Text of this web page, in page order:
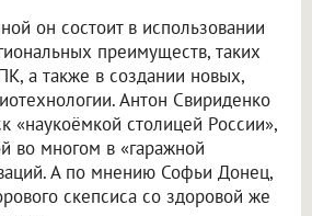
он состоит в использовании
преимуществ, таких
а также в создании новых,
Антон Свириденко
«наукоёмкой столицей России»,
во многом в «гаражной
А по мнению Софьи Донец,
скепсиса со здоровой же